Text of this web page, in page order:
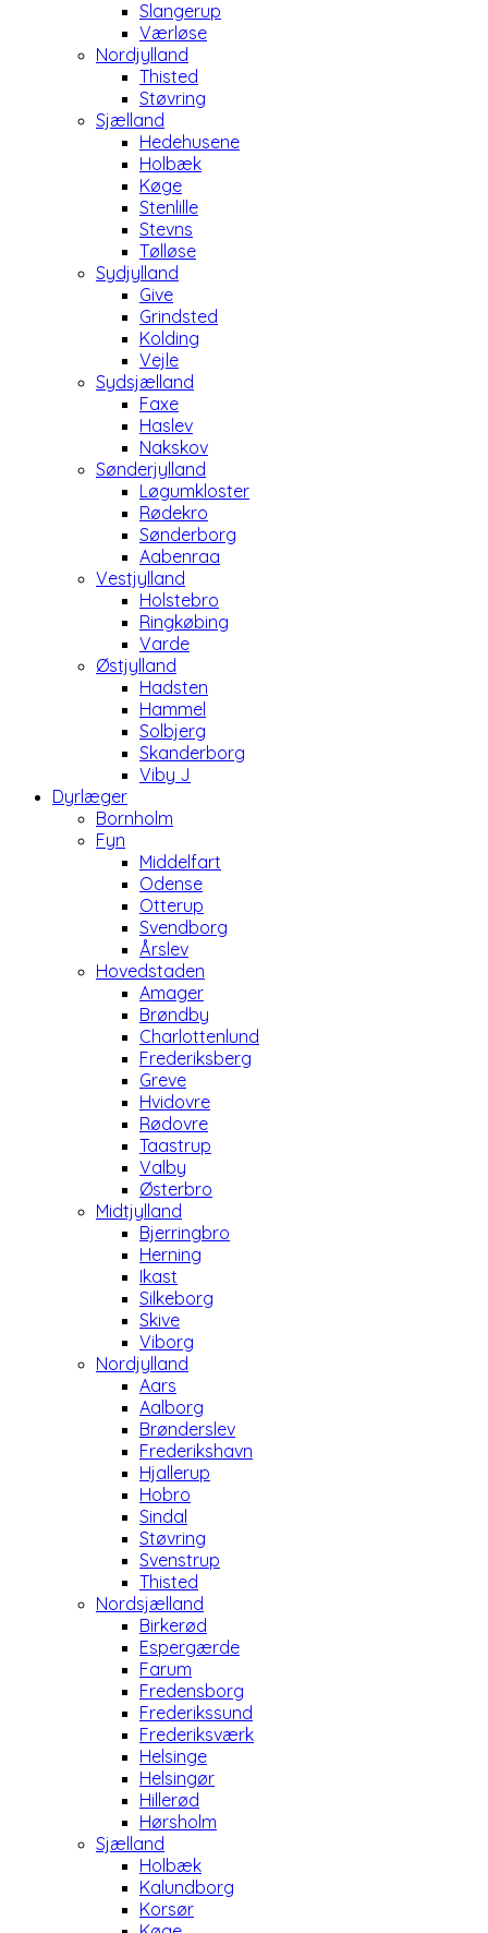
Slangerup
Værløse
Nordjylland
Thisted
Støvring
Sjælland
Hedehusene
Holbæk
Køge
Stenlille
Stevns
Tølløse
Sydjylland
Give
Grindsted
Kolding
Vejle
Sydsjælland
Faxe
Haslev
Nakskov
Sønderjylland
Løgumkloster
Rødekro
Sønderborg
Aabenraa
Vestjylland
Holstebro
Ringkøbing
Varde
Østjylland
Hadsten
Hammel
Solbjerg
Skanderborg
Viby J
Dyrlæger
Bornholm
Fyn
Middelfart
Odense
Otterup
Svendborg
Årslev
Hovedstaden
Amager
Brøndby
Charlottenlund
Frederiksberg
Greve
Hvidovre
Rødovre
Taastrup
Valby
Østerbro
Midtjylland
Bjerringbro
Herning
Ikast
Silkeborg
Skive
Viborg
Nordjylland
Aars
Aalborg
Brønderslev
Frederikshavn
Hjallerup
Hobro
Sindal
Støvring
Svenstrup
Thisted
Nordsjælland
Birkerød
Espergærde
Farum
Fredensborg
Frederikssund
Frederiksværk
Helsinge
Helsingør
Hillerød
Hørsholm
Sjælland
Holbæk
Kalundborg
Korsør